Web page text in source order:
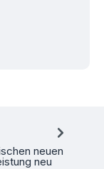
neuen
neu